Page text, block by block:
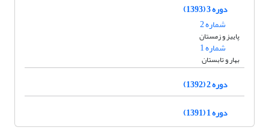
دوره 3 (1393)
شماره 2
پاییز و زمستان
شماره 1
بهار و تابستان
دوره 2 (1392)
دوره 1 (1391)